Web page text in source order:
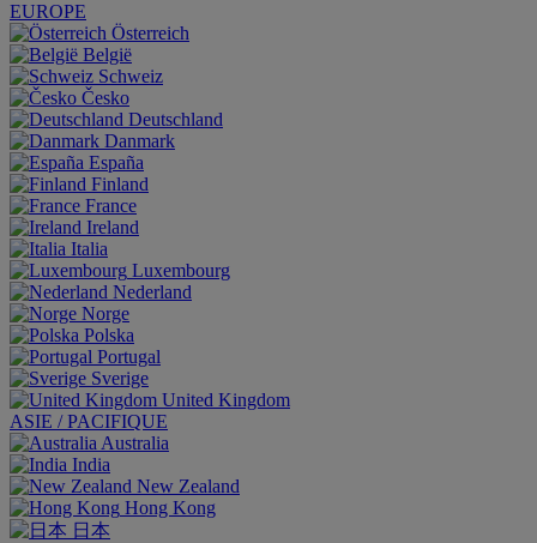
EUROPE
Österreich
België
Schweiz
Česko
Deutschland
Danmark
España
Finland
France
Ireland
Italia
Luxembourg
Nederland
Norge
Polska
Portugal
Sverige
United Kingdom
ASIE / PACIFIQUE
Australia
India
New Zealand
Hong Kong
日本